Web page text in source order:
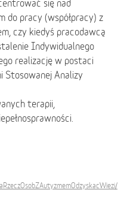
się nad
do pracy (współpracy) z
czy kiedyś pracodawcą
Indywidualnego
realizację w postaci
Stosowanej Analizy
terapii,